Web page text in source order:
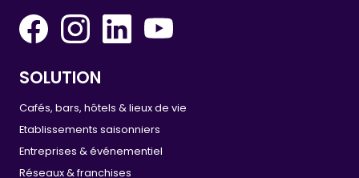
SOLUTION
Cafés, bars, hôtels & lieux de vie
Etablissements saisonniers
Entreprises & événementiel
Réseaux & franchises